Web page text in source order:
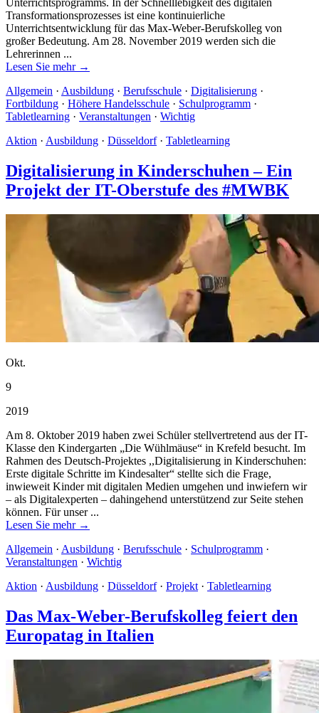
Unterrichtsprogramms. In der Schnelllebigkeit des digitalen
Transformationsprozesses ist eine kontinuierliche
Unterrichtsentwicklung für das Max-Weber-Berufskolleg von
großer Bedeutung. Am 28. November 2019 werden sich die
Lehrerinnen ...
Lesen Sie mehr →
Allgemein · Ausbildung · Berufsschule · Digitalisierung ·
Fortbildung · Höhere Handelsschule · Schulprogramm ·
Tabletlearning · Veranstaltungen · Wichtig
Aktion · Ausbildung · Düsseldorf· Tabletlearning
Digitalisierung in Kinderschuhen – Ein
Projekt der IT-Oberstufe des #MWBK
Okt.
9
2019
Am 8. Oktober 2019 haben zwei Schüler stellvertretend aus der IT-
Klasse den Kindergarten „Die Wühlmäuse“ in Krefeld besucht. Im
Rahmen des Deutsch-Projektes ,,Digitalisierung in Kinderschuhen:
Erste digitale Schritte im Kindesalter“ stellte sich die Frage,
inwieweit Kinder mit digitalen Medien umgehen und inwiefern wir
– als Digitalexperten – dahingehend unterstützend zur Seite stehen
können. Für unser ...
Lesen Sie mehr →
Allgemein · Ausbildung · Berufsschule · Schulprogramm ·
Veranstaltungen · Wichtig
Aktion · Ausbildung · Düsseldorf· Projekt · Tabletlearning
Das Max-Weber-Berufskolleg feiert den
Europatag in Italien